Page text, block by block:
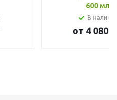
600 мл
В
от 4 080 ₸